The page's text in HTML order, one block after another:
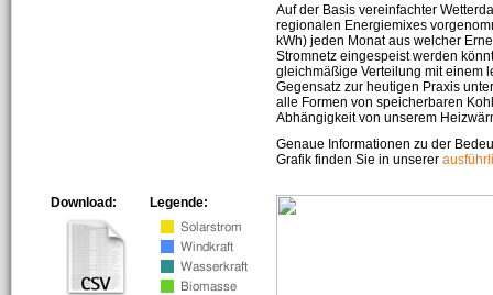
Auf der Basis vereinfachter
regionalen Energiemixes
kWh) jeden Monat aus welcher
Stromnetz eingespeist werden
gleichmäßige Verteilung mit einem
Gegensatz zur heutigen Praxis
alle Formen von speicherbaren
Abhängigkeit von unserem
Genaue Informationen zu der
Grafik finden Sie in unserer
Legende:
Download: